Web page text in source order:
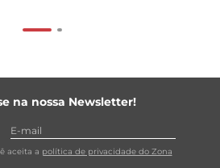
na nossa Newsletter!
aceita a política de privacidade do Zona